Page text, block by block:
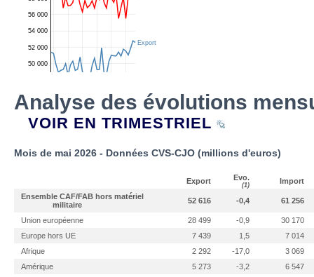
Analyse des évolutions
VOIR EN TRIMESTRIEL
Mois de mai 2026 - Données CVS-CJO (millions d'euros)
Export Evo.
(1) Import
Ensemble CAF/FAB hors matériel
militaire
52 616 -0,4 61 256
Union européenne 28 499 -0,9
30 170
Europe hors UE
7 439 1,5
7 014
Afrique
2 292 -17,0
3 069
Amérique
5 273 -3,2
6 547